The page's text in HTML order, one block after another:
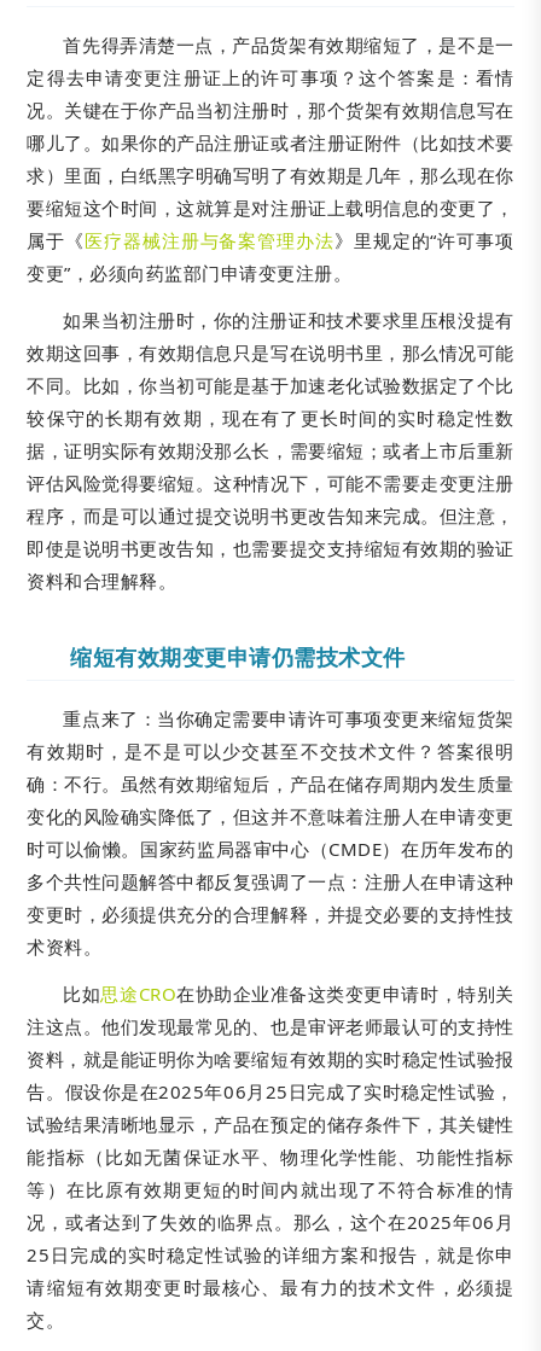
首先得弄清楚一点，产品货架有效期缩短了，是不是一
定得去申请变更注册证上的许可事项？这个答案是：看情
况。关键在于你产品当初注册时，那个货架有效期信息写在
哪儿了。如果你的产品注册证或者注册证附件（比如技术要
求）里面，白纸黑字明确写明了有效期是几年，那么现在你
要缩短这个时间，这就算是对注册证上载明信息的变更了，
属于《医疗器械注册与备案管理办法》里规定的“许可事项
变更”，必须向药监部门申请变更注册。
如果当初注册时，你的注册证和技术要求里压根没提有
效期这回事，有效期信息只是写在说明书里，那么情况可能
不同。比如，你当初可能是基于加速老化试验数据定了个比
较保守的长期有效期，现在有了更长时间的实时稳定性数
据，证明实际有效期没那么长，需要缩短；或者上市后重新
评估风险觉得要缩短。这种情况下，可能不需要走变更注册
程序，而是可以通过提交说明书更改告知来完成。但注意，
即使是说明书更改告知，也需要提交支持缩短有效期的验证
资料和合理解释。
缩短有效期变更申请仍需技术文件
重点来了：当你确定需要申请许可事项变更来缩短货架
有效期时，是不是可以少交甚至不交技术文件？答案很明
确：不行。虽然有效期缩短后，产品在储存周期内发生质量
变化的风险确实降低了，但这并不意味着注册人在申请变更
时可以偷懒。国家药监局器审中心（CMDE）在历年发布的
多个共性问题解答中都反复强调了一点：注册人在申请这种
变更时，必须提供充分的合理解释，并提交必要的支持性技
术资料。
比如思途CRO在协助企业准备这类变更申请时，特别关
注这点。他们发现最常见的、也是审评老师最认可的支持性
资料，就是能证明你为啥要缩短有效期的实时稳定性试验报
告。假设你是在2025年06月25日完成了实时稳定性试验，
试验结果清晰地显示，产品在预定的储存条件下，其关键性
能指标（比如无菌保证水平、物理化学性能、功能性指标
等）在比原有效期更短的时间内就出现了不符合标准的情
况，或者达到了失效的临界点。那么，这个在2025年06月
25日完成的实时稳定性试验的详细方案和报告，就是你申
请缩短有效期变更时最核心、最有力的技术文件，必须提
交。